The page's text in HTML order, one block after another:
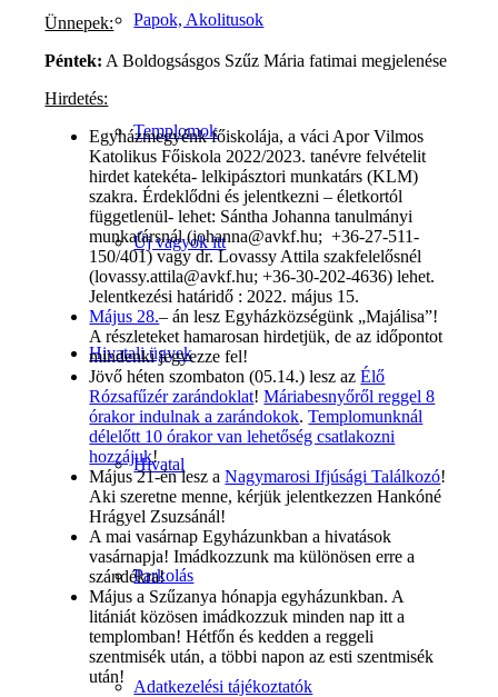
Papok, Akolitusok
Templomok
Új vagyok itt
Hivatali ügyek
Hivatal
Parkolás
Adatkezelési tájékoztatók
Ünnepek:
Péntek: A Boldogsásgos Szűz Mária fatimai megjelenése
Hirdetés:
Egyházmegyénk főiskolája, a váci Apor Vilmos
Katolikus Főiskola 2022/2023. tanévre felvételit
hirdet katekéta- lelkipásztori munkatárs (KLM)
szakra. Érdeklődni és jelentkezni – életkortól
függetlenül- lehet: Sántha Johanna tanulmányi
munkatársnál (johanna@avkf.hu; +36-27-511-
150/401) vagy dr. Lovassy Attila szakfelelősnél
(lovassy.attila@avkf.hu; +36-30-202-4636) lehet.
Jelentkezési határidő : 2022. május 15.
Május 28.– án lesz Egyházközségünk „Majálisa”!
A részleteket hamarosan hirdetjük, de az időpontot
mindenki jegyezze fel!
Jövő héten szombaton (05.14.) lesz azÉlő
Rózsafűzér zarándoklat!Máriabesnyőről reggel 8
órakor indulnak a zarándokok.Templomunknál
délelőtt 10 órakor van lehetőség csatlakozni
hozzájuk!
Május 21-én lesz aNagymarosi Ifjúsági Találkozó!
Aki szeretne menne, kérjük jelentkezzen Hankóné
Hrágyel Zsuzsánál!
A mai vasárnap Egyházunkban a hivatások
vasárnapja! Imádkozzunk ma különösen erre a
szándékra!
Május a Szűzanya hónapja egyházunkban. A
litániát közösen imádkozzuk minden nap itt a
templomban! Hétfőn és kedden a reggeli
szentmisék után, a többi napon az esti szentmisék
után!